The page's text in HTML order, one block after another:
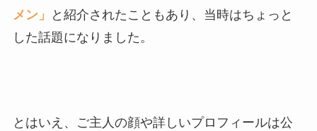
メン」
と紹介されたこともあり、当時はちょっと
した話題になりました。
とはいえ、ご主人の顔や詳しいプロフィールは公